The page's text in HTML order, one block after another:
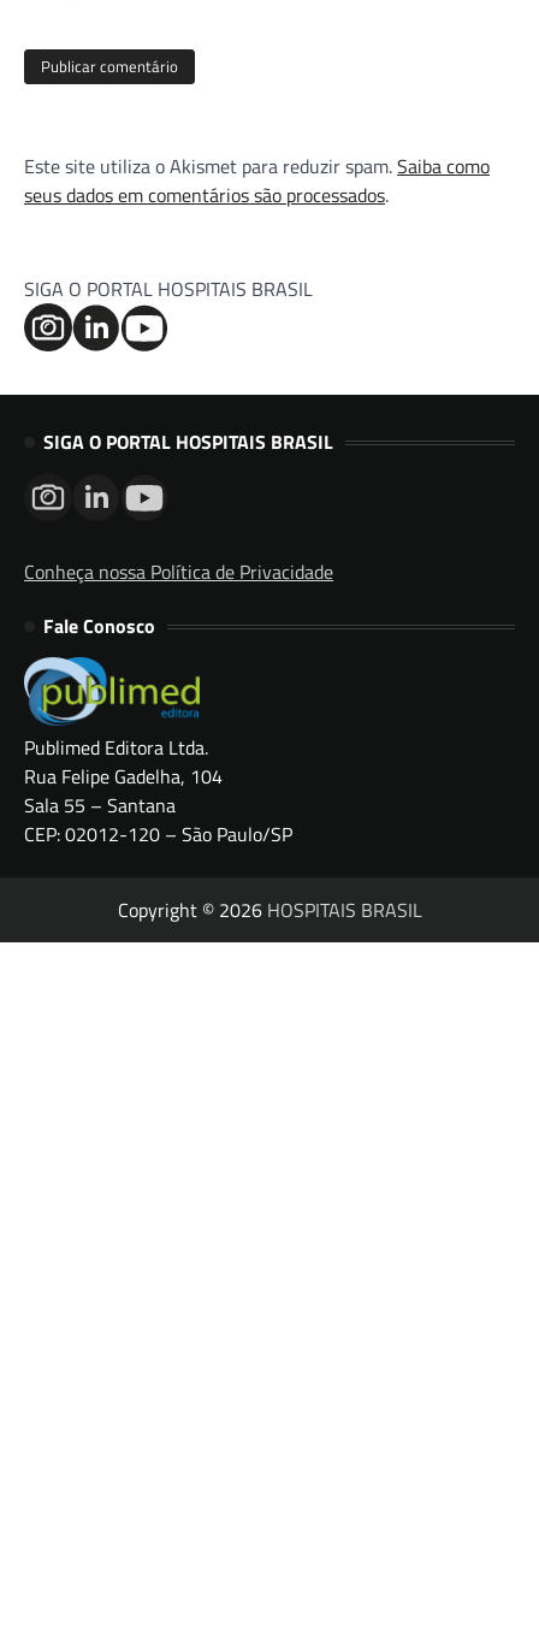
Este site utiliza o Akismet para reduzir spam.Saiba como
seus dados em comentários são processados.
SIGA O PORTAL HOSPITAIS BRASIL
SIGA O PORTAL HOSPITAIS BRASIL
Conheça nossa Política de Privacidade
Fale Conosco
Publimed Editora Ltda.
Rua Felipe Gadelha, 104
Sala 55 – Santana
CEP: 02012-120 – São Paulo/SP
Copyright © 2026 HOSPITAIS BRASIL